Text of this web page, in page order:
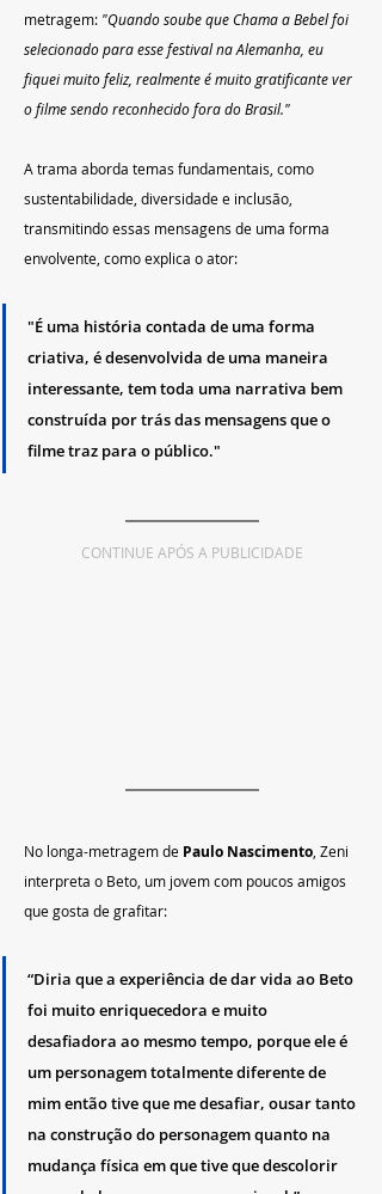
metragem: "Quando soube que Chama a Bebel foi
selecionado para esse festival na Alemanha, eu
fiquei muito feliz, realmente é muito gratificante ver
o filme sendo reconhecido fora do Brasil."
A trama aborda temas fundamentais, como
sustentabilidade, diversidade e inclusão,
transmitindo essas mensagens de uma forma
envolvente, como explica o ator:
"É uma história contada de uma forma
criativa, é desenvolvida de uma maneira
interessante, tem toda uma narrativa bem
construída por trás das mensagens que o
filme traz para o público."
CONTINUE APÓS A PUBLICIDADE
No longa-metragem de Paulo Nascimento , Zeni
interpreta o Beto, um jovem com poucos amigos
que gosta de grafitar:
“Diria que a experiência de dar vida ao Beto
foi muito enriquecedora e muito
desafiadora ao mesmo tempo, porque ele é
um personagem totalmente diferente de
mim então tive que me desafiar, ousar tanto
na construção do personagem quanto na
mudança física em que tive que descolorir